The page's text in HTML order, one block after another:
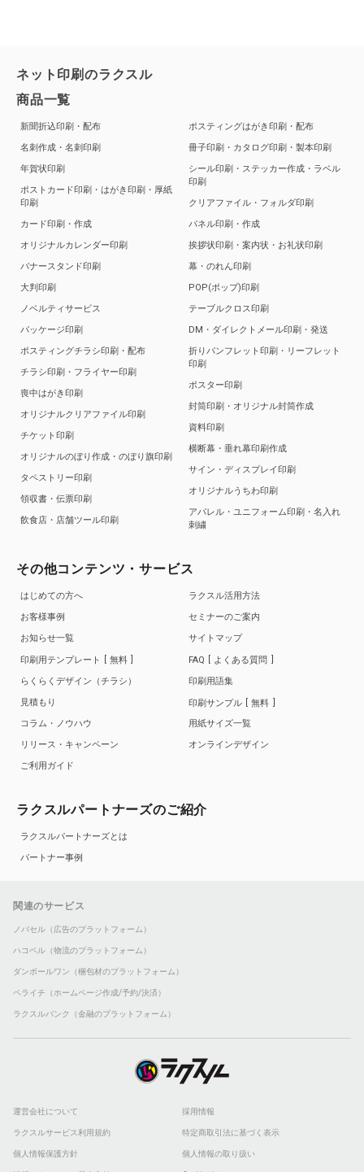
ネット印刷のラクスル
商品一覧
新聞折込印刷・配布
名刺作成・名刺印刷
年賀状印刷
ポストカード印刷・はがき印刷・厚紙
印刷
カード印刷・作成
オリジナルカレンダー印刷
バナースタンド印刷
大判印刷
ノベルティサービス
パッケージ印刷
ポスティングチラシ印刷・配布
チラシ印刷・フライヤー印刷
喪中はがき印刷
オリジナルクリアファイル印刷
チケット印刷
オリジナルのぼり作成・のぼり旗印刷
タペストリー印刷
領収書・伝票印刷
飲食店・店舗ツール印刷
ポスティングはがき印刷・配布
冊子印刷・カタログ印刷・製本印刷
シール印刷・ステッカー作成・ラベル
印刷
クリアファイル・フォルダ印刷
パネル印刷・作成
挨拶状印刷・案内状・お礼状印刷
幕・のれん印刷
POP(ポップ)印刷
テーブルクロス印刷
DM・ダイレクトメール印刷・発送
折りパンフレット印刷・リーフレット
印刷
ポスター印刷
封筒印刷・オリジナル封筒作成
資料印刷
横断幕・垂れ幕印刷作成
サイン・ディスプレイ印刷
オリジナルうちわ印刷
アパレル・ユニフォーム印刷・名入れ
刺繍
その他コンテンツ・サービス
はじめての方へ
お客様事例
お知らせ一覧
印刷用テンプレート
無料
らくらくデザイン（チラシ）
見積もり
コラム・ノウハウ
リリース・キャンペーン
ご利用ガイド
ラクスル活用方法
セミナーのご案内
サイトマップ
FAQ
よくある質問
印刷用語集
印刷サンプル
無料
用紙サイズ一覧
オンラインデザイン
ラクスルパートナーズのご紹介
ラクスルパートナーズとは
パートナー事例
関連のサービス
ノバセル（広告のプラットフォーム）
ハコベル（物流のプラットフォーム）
ダンボールワン（梱包材のプラットフォーム）
ペライチ（ホームページ作成/予約/決済）
ラクスルバンク（金融のプラットフォーム）
運営会社について 採用情報
ラクスルサービス利用規約 特定商取引法に基づく表示
個人情報保護方針 個人情報の取り扱い